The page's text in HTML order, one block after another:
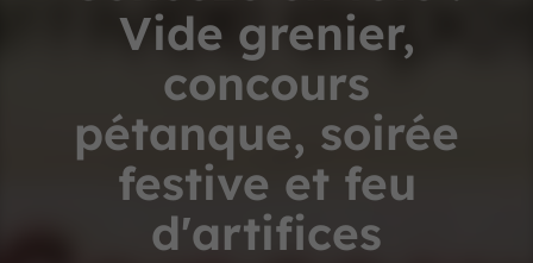
Vide grenier,
concours
pétanque, soirée
festive et feu
d'artifices